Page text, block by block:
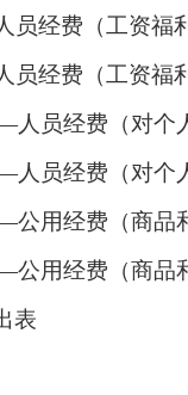
经费（工资福
经费（工资福
员经费（对个
员经费（对个
用经费（商品
用经费（商品
表